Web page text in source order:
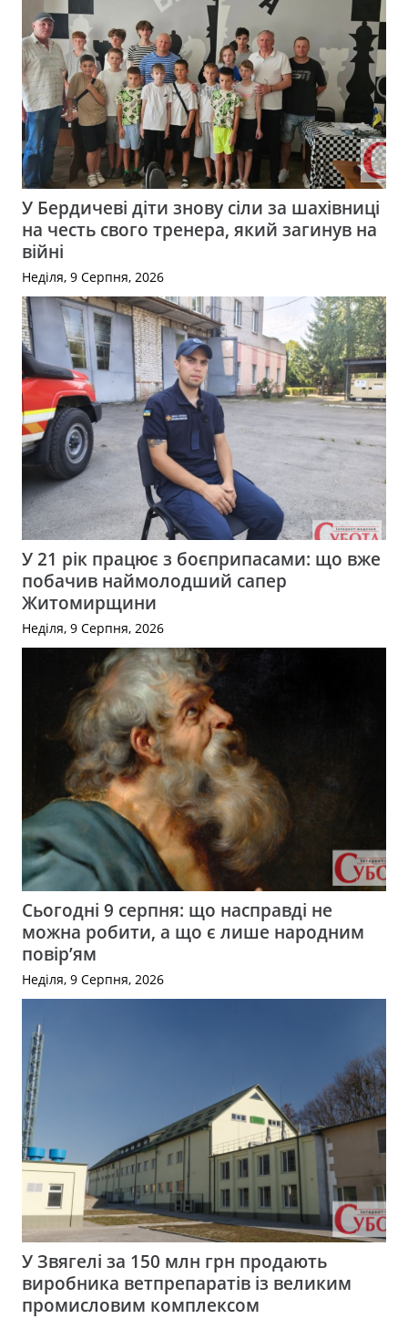
У Бердичеві діти знову сіли за шахівниці
на честь свого тренера, який загинув на
війні
Неділя, 9 Серпня, 2026
У 21 рік працює з боєприпасами: що вже
побачив наймолодший сапер
Житомирщини
Неділя, 9 Серпня, 2026
Сьогодні 9 серпня: що насправді не
можна робити, а що є лише народним
повір’ям
Неділя, 9 Серпня, 2026
У Звягелі за 150 млн грн продають
виробника ветпрепаратів із великим
промисловим комплексом